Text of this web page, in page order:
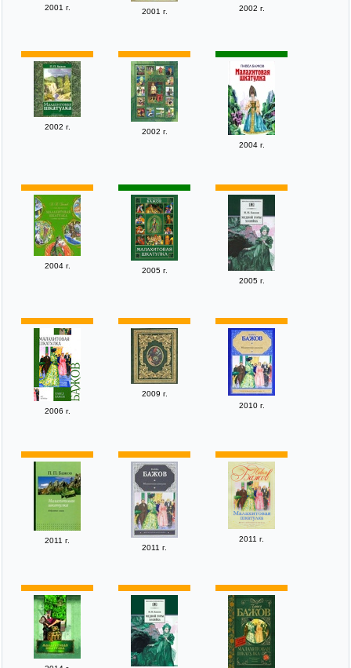
2001 г. 2001 г. 2002 г.
2002 г.
2002 г.
2004 г.
2004 г.
2005 г.
2005 г.
2006 г.
2009 г.
2010 г.
2011 г.
2011 г.
2011 г.